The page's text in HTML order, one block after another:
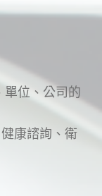
單位、公司的
康諮詢、衛